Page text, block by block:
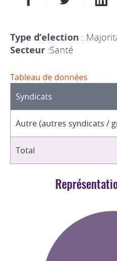
Type d’election :
Secteur :Santé
Tableau de données
Syndicats
Autre (autres syndicats /
Total